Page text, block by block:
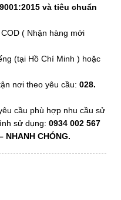
và tiêu chuẩn
( Nhận hàng mới
(tại Hồ Chí Minh ) hoặc
nơi theo yêu cầu: 028.
cầu phù hợp nhu cầu sử
sử dụng: 0934 002 567
NHANH CHÓNG.